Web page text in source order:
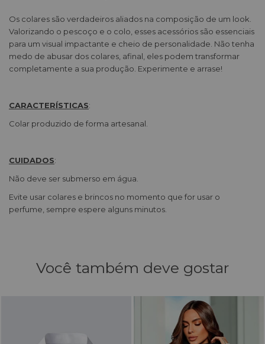
Os colares são verdadeiros aliados na composição de um look.
Valorizando o pescoço e o colo, esses acessórios são essenciais
para um visual impactante e cheio de personalidade. Não tenha
medo de abusar dos colares, afinal, eles podem transformar
completamente a sua produção. Experimente e arrase!
CARACTERÍSTICAS:
Colar produzido de forma artesanal.
CUIDADOS:
Não deve ser submerso em água.
Evite usar colares e brincos no momento que for usar o
perfume, sempre espere alguns minutos.
Você também deve gostar